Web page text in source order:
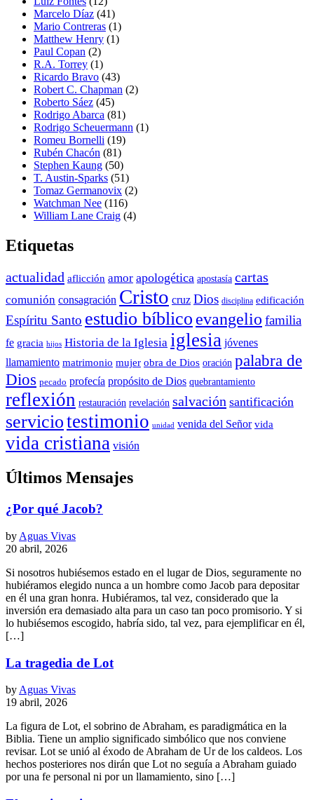
Marcelo Díaz (41)
Mario Contreras (1)
Matthew Henry (1)
Paul Copan (2)
R.A. Torrey (1)
Ricardo Bravo (43)
Robert C. Chapman (2)
Roberto Sáez (45)
Rodrigo Abarca (81)
Rodrigo Scheuermann (1)
Romeu Bornelli (19)
Rubén Chacón (81)
Stephen Kaung (50)
T. Austin-Sparks (51)
Tomaz Germanovix (2)
Watchman Nee (116)
William Lane Craig (4)
Etiquetas
actualidad aflicción amor apologética apostasía cartas
comunión consagración Cristo cruz Dios disciplina edificación
Espíritu Santo estudio bíblico evangelio familia
fe gracia hijos Historia de la Iglesia iglesia jóvenes
llamamiento matrimonio mujer obra de Dios oración palabra de
Dios pecado profecía propósito de Dios quebrantamiento
reflexión restauración revelación salvación santificación
serviciotestimonio unidad venida del Señor vida
vida cristiana visión
Últimos Mensajes
¿Por qué Jacob?
by Aguas Vivas
20 abril, 2026
Si nosotros hubiésemos estado en el lugar de Dios, seguramente no
hubiéramos elegido nunca a un hombre como Jacob para depositar
en él una gran honra. Hubiéramos, tal vez, considerado que la
inversión era demasiado alta para un caso tan poco promisorio. Y si
lo hubiésemos escogido, habría sido, tal vez, para ejemplificar en él,
[…]
La tragedia de Lot
by Aguas Vivas
19 abril, 2026
La figura de Lot, el sobrino de Abraham, es paradigmática en la
Biblia. Tiene un amplio significado simbólico que nos conviene
revisar. Lot se unió al éxodo de Abraham de Ur de los caldeos. Los
hechos posteriores nos dirán que Lot no seguía a Abraham guiado
por una fe personal ni por un llamamiento, sino […]